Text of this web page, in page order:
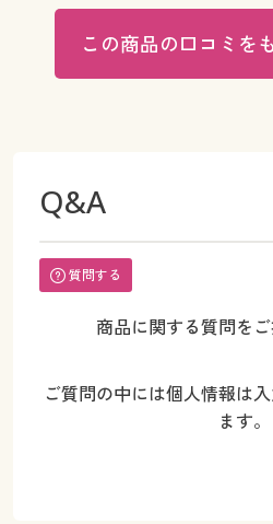
この商品の口コミを
Q&A
質問する
商品に関する質問をご
ご質問の中には個人情報は
ます。